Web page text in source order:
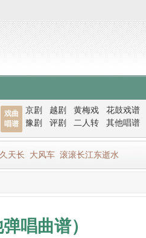
戏曲
唱谱
京剧 越剧 黄梅戏
花鼓戏谱
豫剧
评剧 二人转 其他唱谱
天长 大风车 滚滚长江东逝水
唱曲谱）